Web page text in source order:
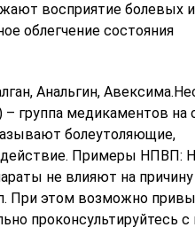
восприятие болевых
облегчение состояния
Анальгин,
группа медикаментов на
болеутоляющие,
Примеры НПВП:
не влияют на причину
При этом возможно
проконсультируйтесь с